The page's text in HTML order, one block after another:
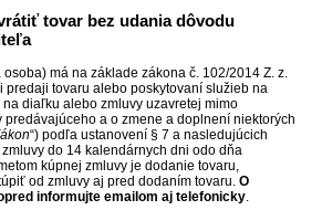
tovar bez udania dôvodu
osoba) má na základe zákona č. 102/2014 Z. z.
predaji tovaru alebo poskytovaní služieb na
diaľku alebo zmluvy uzavretej mimo
predávajúceho a o zmene a doplnení niektorých
“) podľa ustanovení § 7 a nasledujúcich
do 14 kalendárnych dni odo dňa
kúpnej zmluvy je dodanie tovaru,
od zmluvy aj pred dodaním tovaru. O
informujte emailom aj telefonicky.